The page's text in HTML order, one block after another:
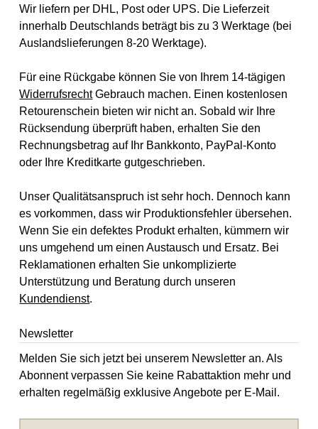
Wir liefern per DHL, Post oder UPS. Die Lieferzeit
innerhalb Deutschlands beträgt bis zu 3 Werktage (bei
Auslandslieferungen 8-20 Werktage).
Für eine Rückgabe können Sie von Ihrem 14-tägigen
WiderrufsrechtGebrauch machen. Einen kostenlosen
Retourenschein bieten wir nicht an. Sobald wir Ihre
Rücksendung überprüft haben, erhalten Sie den
Rechnungsbetrag auf Ihr Bankkonto, PayPal-Konto
oder Ihre Kreditkarte gutgeschrieben.
Unser Qualitätsanspruch ist sehr hoch. Dennoch kann
es vorkommen, dass wir Produktionsfehler übersehen.
Wenn Sie ein defektes Produkt erhalten, kümmern wir
uns umgehend um einen Austausch und Ersatz. Bei
Reklamationen erhalten Sie unkomplizierte
Unterstützung und Beratung durch unseren
Kundendienst.
Newsletter
Melden Sie sich jetzt bei unserem Newsletter an. Als
Abonnent verpassen Sie keine Rabattaktion mehr und
erhalten regelmäßig exklusive Angebote per E-Mail.